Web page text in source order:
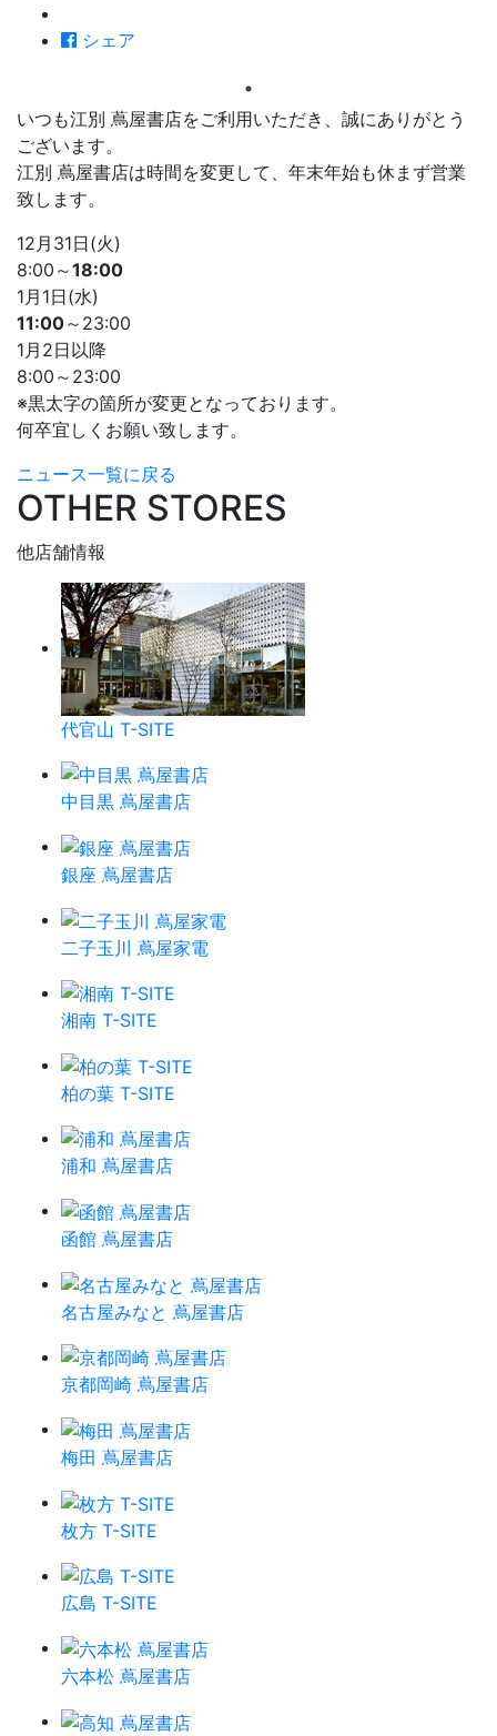
シェア
いつも江別 蔦屋書店をご利用いただき、誠にありがとう
ございます。
江別 蔦屋書店は時間を変更して、年末年始も休まず営業
致します。
12月31日(火)
8:00～18:00
1月1日(水)
11:00～23:00
1月2日以降
8:00～23:00
※黒太字の箇所が変更となっております。
何卒宜しくお願い致します。
ニュース一覧に戻る
OTHER STORES
他店舗情報
代官山 T-SITE
中目黒 蔦屋書店
銀座 蔦屋書店
二子玉川 蔦屋家電
湘南 T-SITE
柏の葉 T-SITE
浦和 蔦屋書店
函館 蔦屋書店
名古屋みなと 蔦屋書店
京都岡崎 蔦屋書店
梅田 蔦屋書店
枚方 T-SITE
広島 T-SITE
六本松 蔦屋書店